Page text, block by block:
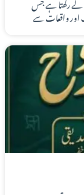
واقعات سے